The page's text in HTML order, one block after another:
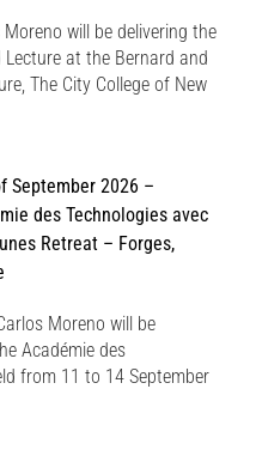
Moreno will be delivering the
at the Bernard and
The City College of New
September 2026 –
des Technologies avec
Retreat – Forges,
Moreno will be
Académie des
from 11 to 14 September